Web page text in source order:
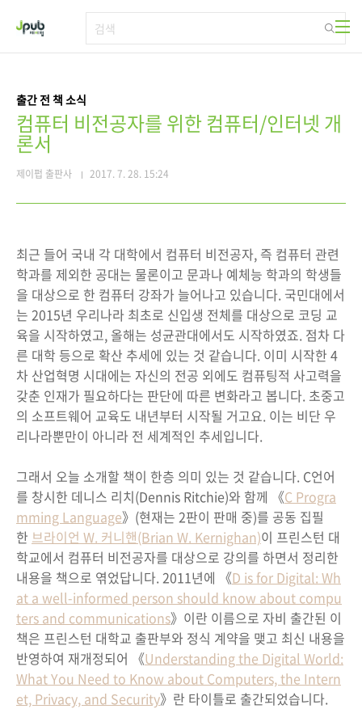
출간 전 책 소식
컴퓨터 비전공자를 위한 컴퓨터/인터넷 개
론서
제이펍 출판사 2017. 7. 28. 15:24
최근 들어 국내 각 대학에서 컴퓨터 비전공자, 즉 컴퓨터 관련
학과를 제외한 공대는 물론이고 문과나 예체능 학과의 학생들
을 대상으로 한 컴퓨터 강좌가 늘어나고 있습니다. 국민대에서
는 2015년 우리나라 최초로 신입생 전체를 대상으로 코딩 교
육을 시작하였고, 올해는 성균관대에서도 시작하였죠. 점차 다
른 대학 등으로 확산 추세에 있는 것 같습니다. 이미 시작한 4
차 산업혁명 시대에는 자신의 전공 외에도 컴퓨팅적 사고력을
갖춘 인재가 필요하다는 판단에 따른 변화라고 봅니다. 초중고
의 소프트웨어 교육도 내년부터 시작될 거고요. 이는 비단 우
리나라뿐만이 아니라 전 세계적인 추세입니다.
그래서 오늘 소개할 책이 한층 의미 있는 것 같습니다. C언어
를 창시한 데니스 리치(Dennis Ritchie)와 함께 《C Progra
mming Language》(현재는 2판이 판매 중)를 공동 집필
한 브라이언 W. 커니핸(Brian W. Kernighan)이 프린스턴 대
학교에서 컴퓨터 비전공자를 대상으로 강의를 하면서 정리한
내용을 책으로 엮었답니다. 2011년에 《D is for Digital: Wh
at a well-informed person should know about compu
ters and communications》이란 이름으로 자비 출간된 이
책은 프린스턴 대학교 출판부와 정식 계약을 맺고 최신 내용을
반영하여 재개정되어 《Understanding the Digital World:
What You Need to Know about Computers, the Intern
et, Privacy, and Security》란 타이틀로 출간되었습니다.